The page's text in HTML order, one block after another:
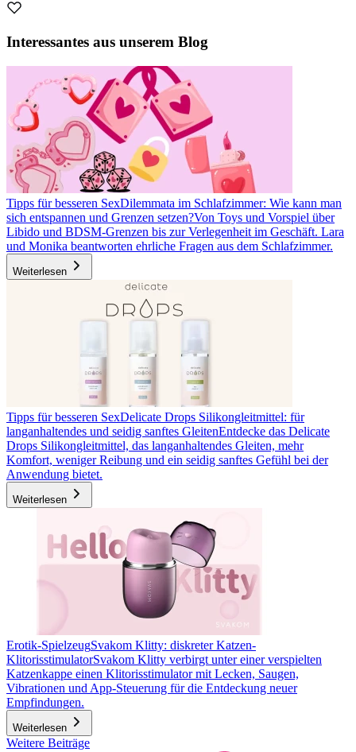
Interessantes aus unserem Blog
Tipps für besseren SexDilemmata im Schlafzimmer: Wie kann man
sich entspannen und Grenzen setzen?Von Toys und Vorspiel über
Libido und BDSM-Grenzen bis zur Verlegenheit im Geschäft. Lara
und Monika beantworten ehrliche Fragen aus dem Schlafzimmer.
Weiterlesen
Tipps für besseren SexDelicate Drops Silikongleitmittel: für
langanhaltendes und seidig sanftes GleitenEntdecke das Delicate
Drops Silikongleitmittel, das langanhaltendes Gleiten, mehr
Komfort, weniger Reibung und ein seidig sanftes Gefühl bei der
Anwendung bietet.
Weiterlesen
Erotik-SpielzeugSvakom Klitty: diskreter Katzen-
KlitorisstimulatorSvakom Klitty verbirgt unter einer verspielten
Katzenkappe einen Klitorisstimulator mit Lecken, Saugen,
Vibrationen und App-Steuerung für die Entdeckung neuer
Empfindungen.
Weiterlesen
Weitere Beiträge